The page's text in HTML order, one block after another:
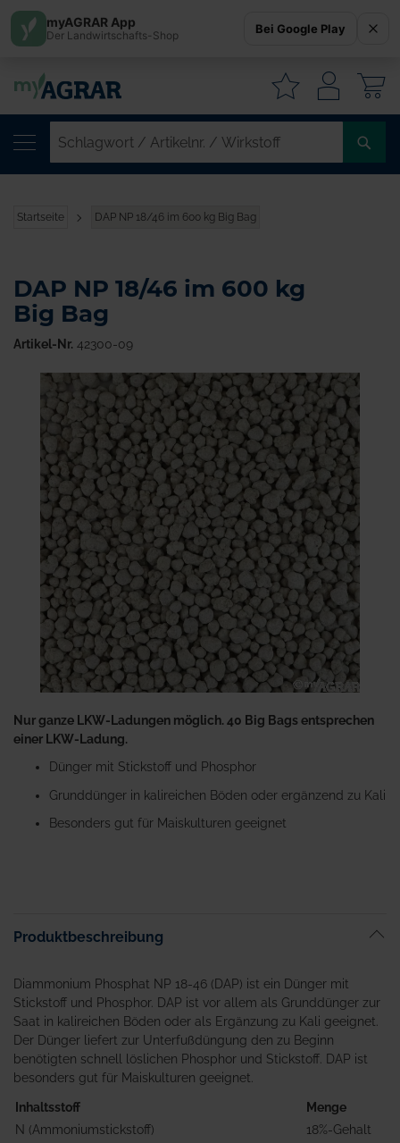
Startseite DAP NP 18/46 im 600 kg Big Bag
Bildgalerie
springen
Anfang
der
springen
DAP NP 18/46 im 600 kg
Big Bag
Artikel-Nr. 42300-09
Nur ganze LKW-Ladungen möglich. 40 Big Bags entsprechen
einer LKW-Ladung.
Dünger mit Stickstoff und Phosphor
Grunddünger in kalireichen Böden oder ergänzend zu Kali
Besonders gut für Maiskulturen geeignet
Produktbeschreibung
Diammonium Phosphat NP 18-46 (DAP) ist ein Dünger mit
Stickstoff und Phosphor. DAP ist vor allem als Grunddünger zur
Saat in kalireichen Böden oder als Ergänzung zu Kali geeignet.
Der Dünger liefert zur Unterfußdüngung den zu Beginn
benötigten schnell löslichen Phosphor und Stickstoff. DAP ist
besonders gut für Maiskulturen geeignet.
Inhaltsstoff
Menge
N (Ammoniumstickstoff)
18%-Gehalt
myAGRAR App
Der Landwirtschafts-Shop Bei Google Play